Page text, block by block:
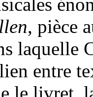
, pièce
laquelle
entre